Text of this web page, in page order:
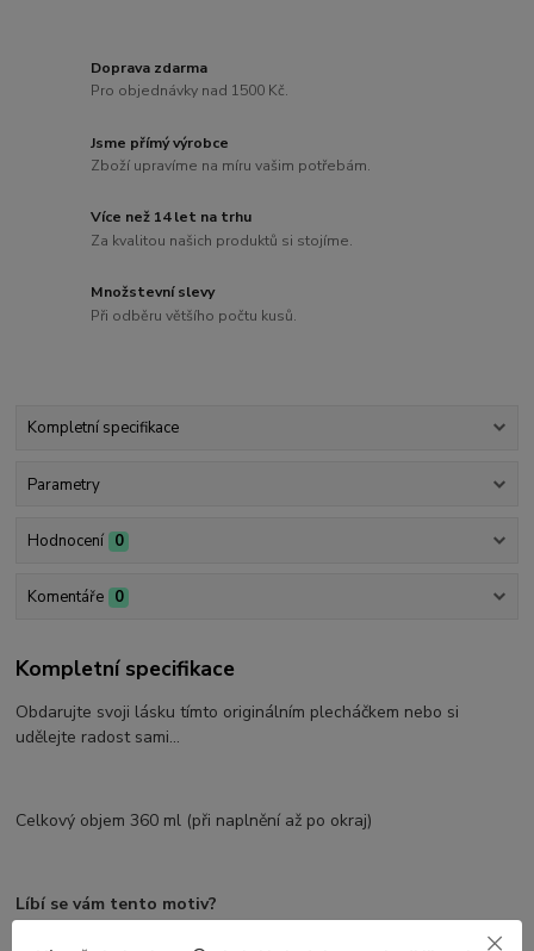
Doprava zdarma
Pro objednávky nad 1500 Kč.
Jsme přímý výrobce
Zboží upravíme na míru vašim potřebám.
Více než 14 let na trhu
Za kvalitou našich produktů si stojíme.
Množstevní slevy
Při odběru většího počtu kusů.
Kompletní specifikace
Parametry
Hodnocení 0
Komentáře 0
Kompletní specifikace
Obdarujte svoji lásku tímto originálním plecháčkem nebo si
udělejte radost sami...
Celkový objem 360 ml (při naplnění až po okraj)
Líbí se vám tento motiv?
Rádi vám natiskneme tento motiv na kterýkoliv z našich produktů